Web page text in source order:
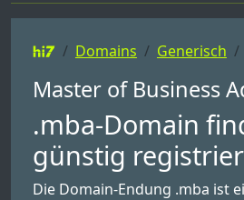
Domains Generisch
Master of Business
.mba-Domain
günstig
Die Domain-Endung .mba ist